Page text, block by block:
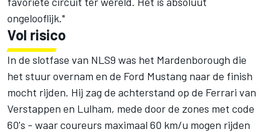
ongelooflijk."
Vol risico
In de slotfase van NLS9 was het Mardenborough die
het stuur overnam en de Ford Mustang naar de finish
mocht rijden. Hij zag de achterstand op de Ferrari van
Verstappen en Lulham, mede door de zones met code
60's - waar coureurs maximaal 60 km/u mogen rijden